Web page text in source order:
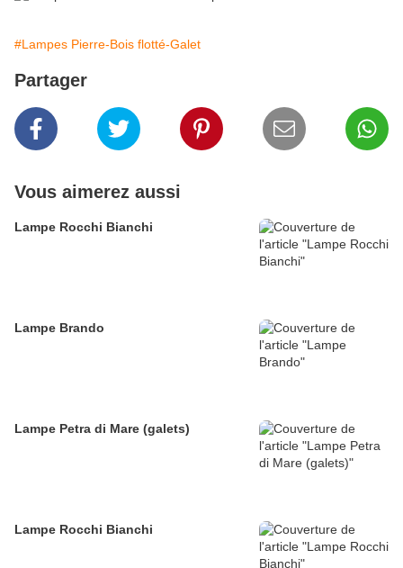
#Lampes Pierre-Bois flotté-Galet
Partager
Vous aimerez aussi
Lampe Rocchi Bianchi
Lampe Brando
Lampe Petra di Mare (galets)
Lampe Rocchi Bianchi